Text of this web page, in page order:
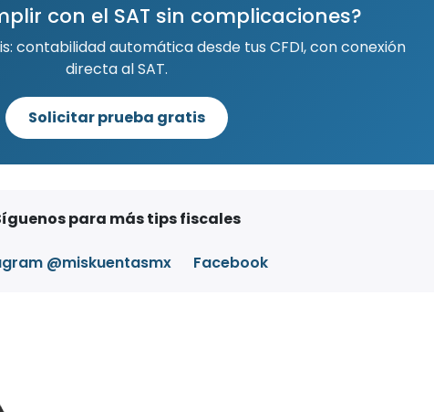
con el SAT sin complicaciones?
contabilidad automática desde tus CFDI, con conexión
directa al SAT.
Solicitar prueba gratis
para más tips fiscales
@miskuentasmx Facebook